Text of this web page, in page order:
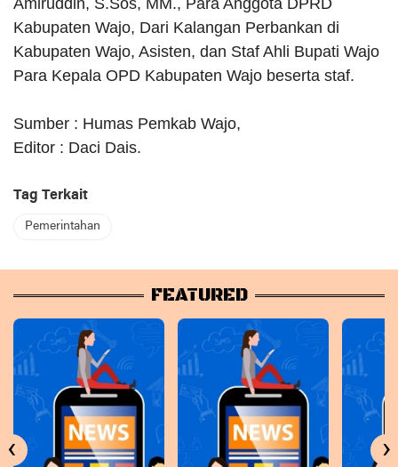
Amiruddin, S.Sos, MM., Para Anggota DPRD
Kabupaten Wajo, Dari Kalangan Perbankan di
Kabupaten Wajo, Asisten, dan Staf Ahli Bupati Wajo
Para Kepala OPD Kabupaten Wajo beserta staf.
Sumber : Humas Pemkab Wajo,
Editor : Daci Dais.
Tag Terkait
Pemerintahan
FEATURED
‹ ›